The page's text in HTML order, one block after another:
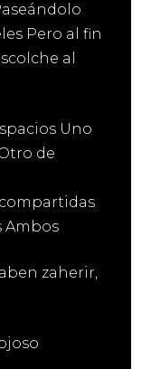
Pero al fin
al
Uno
de
Ambos